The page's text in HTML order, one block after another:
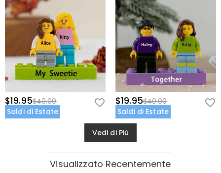
$19.95$40.00
Saldi di Estate
$19.95$40.00
Saldi di Estate
Vedi di Più
Visualizzato Recentemente